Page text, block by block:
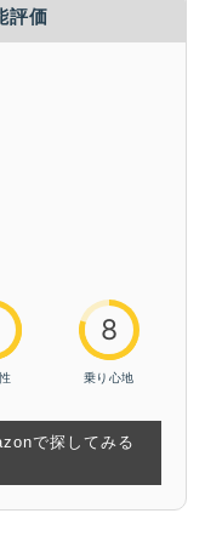
評価
8
乗り心地
で探してみる